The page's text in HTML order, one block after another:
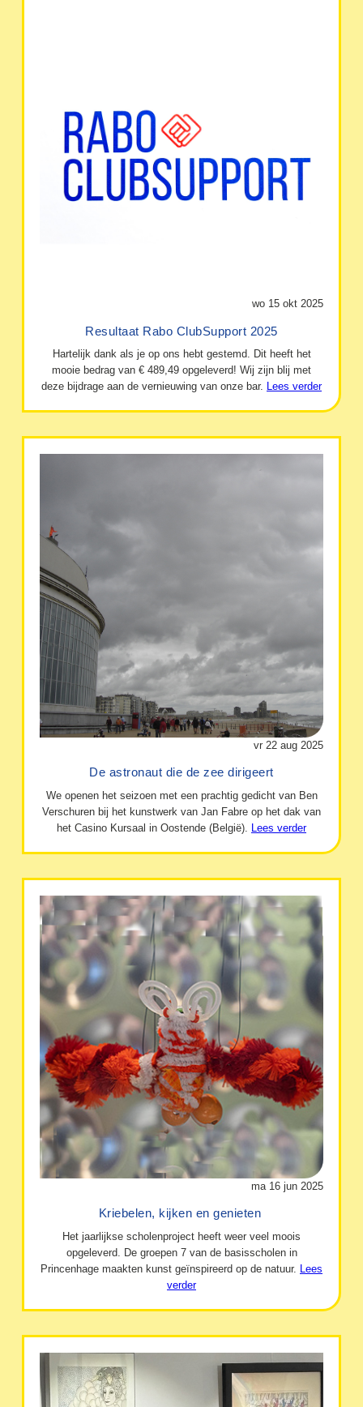
wo 15 okt 2025
Resultaat Rabo ClubSupport 2025
Hartelijk dank als je op ons hebt gestemd. Dit heeft het
mooie bedrag van € 489,49 opgeleverd! Wij zijn blij met
deze bijdrage aan de vernieuwing van onze bar. Lees verder
vr 22 aug 2025
De astronaut die de zee dirigeert
We openen het seizoen met een prachtig gedicht van Ben
Verschuren bij het kunstwerk van Jan Fabre op het dak van
het Casino Kursaal in Oostende (België). Lees verder
ma 16 jun 2025
Kriebelen, kijken en genieten
Het jaarlijkse scholenproject heeft weer veel moois
opgeleverd. De groepen 7 van de basisscholen in
Princenhage maakten kunst geïnspireerd op de natuur. Lees
verder